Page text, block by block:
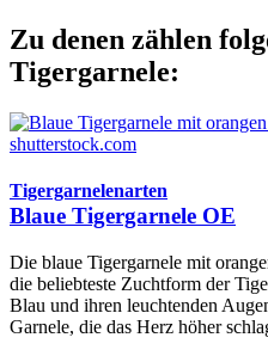
Zu denen zählen
Tigergarnele:
shutterstock.com
Tigergarnelenarten
Blaue Tigergarnele OE
Die blaue Tigergarnele mit
die beliebteste Zuchtform der
Blau und ihren leuchtenden
Garnele, die das Herz höher